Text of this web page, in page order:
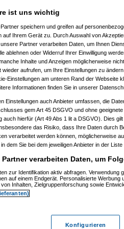
0
0
1 0 %
1 0 %
0
0
9 3 %
0
0
1 %
7 3 %
erste
0
ist uns wichtig
speichern und greifen auf
auf Ihrem Gerät zu. Durch Auswahl von
Partner verarbeiten Daten, um Ihnen
ablehnen oder Widerruf Ihrer Einwilligung
Inhalte und Anzeigen möglicherweise
wieder aufrufen, um Ihre Einstellungen zu
Einstellungen am unteren Rand der Webseite
Informationen finden Sie in unserer
Einstellungen auch Anbieter umfassen, die
gem Art 45 DSGVO und ohne
auch hierfür (Art 49 Abs 1 lit a DSGVO). Dies
das Risiko, dass Ihre Daten durch
verarbeitet werden können, möglicherweise
dem Sie bei dem jeweiligen Anbieter in der
verarbeiten Daten, um
zur Identifikation aktiv abfragen. Verwendung
auf einem Endgerät. Personalisierte Werbung
Inhalten, Zielgruppenforschung sowie
Konfigurieren